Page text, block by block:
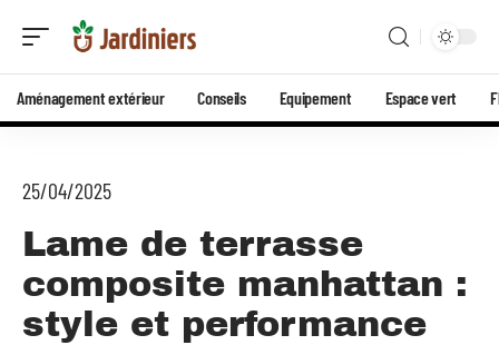
Aménagement extérieur Conseils Equipement Espace vert
25/04/2025
Lame de terrasse
composite manhattan :
style et performance